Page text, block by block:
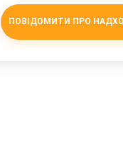
ПОВІДОМИТИ ПРО